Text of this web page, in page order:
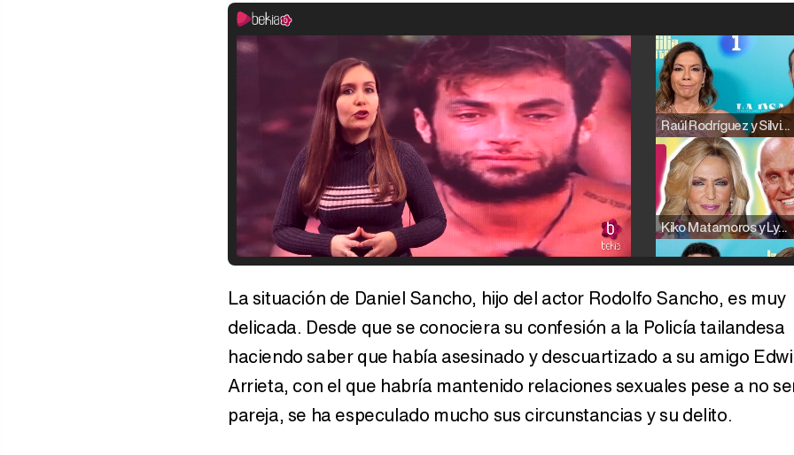
Raúl Rodríguez y Silvia Taulés nos cuentan su papel en 'La familia de la tele'
Kiko Matamoros y Lydia Lozano: "Nuestro público es de todas las edades y RTVE tiene un público muy pegado a las novelas, al que tenemos que captar"
Carlota Corredera y Javier de Hoyos: "La tele tiene que representar al público también y aquí están todos los perfiles posibles&quo;
La situación de Daniel Sancho, hijo del actor Rodolfo Sancho, es muy
delicada. Desde que se conociera su confesión a la Policía tailandesa
haciendo saber que había asesinado y descuartizado a su amigo
Arrieta, con el que habría mantenido relaciones sexuales pese a no
pareja, se ha especulado mucho sus circunstancias y su delito.